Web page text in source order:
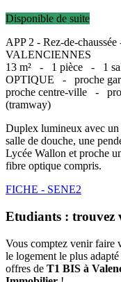
Disponible de suite
APP 2 - Rez-de-
VALENCIENNES
13 m² - 1 pièce - 1
OPTIQUE - proche
proche centre-ville -
(tramway)
Duplex lumineux avec
salle de douche, une
Lycée Wallon et proche
fibre optique compris.
FICHE - SENE2
Etudiants : trouvez
Vous comptez venir faire
le logement le plus
offres de T1 BIS à